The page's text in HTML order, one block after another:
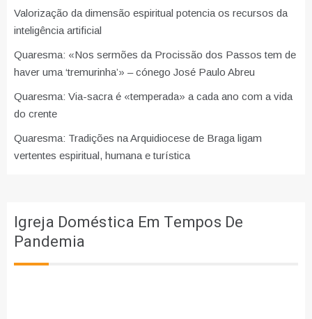
Valorização da dimensão espiritual potencia os recursos da
inteligência artificial
Quaresma: «Nos sermões da Procissão dos Passos tem de
haver uma ‘tremurinha’» – cónego José Paulo Abreu
Quaresma: Via-sacra é «temperada» a cada ano com a vida
do crente
Quaresma: Tradições na Arquidiocese de Braga ligam
vertentes espiritual, humana e turística
Igreja Doméstica Em Tempos De
Pandemia